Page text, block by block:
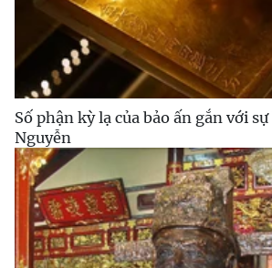
Số phận kỳ lạ của bảo ấn gắn với
Nguyễn